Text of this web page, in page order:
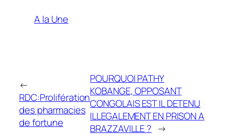
A la Une
←
RDC:Prolifération
des pharmacies
de fortune
POURQUOI PATHY
KOBANGE, OPPOSANT
CONGOLAIS EST IL DETENU
ILLEGALEMENT EN PRISON A
BRAZZAVILLE ? →